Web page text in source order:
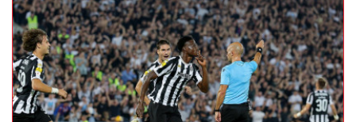
ON ĆE BITI NOVI PREDSEDNIK
MAĐARSKE?Mađar najavio svog
pulena kao kandidata
NOVAK ĐOKOVIĆ REAGOVAO ZBOG
SLIKE BIVŠEG MUŽA DRAGANE
MIRKOVIĆ Toni Bijelić se pohvalio!